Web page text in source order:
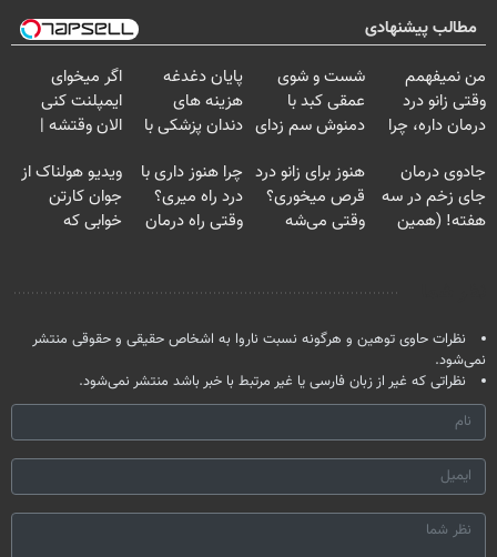
مطالب پیشنهادی
من نمیفهمم
وقتی زانو درد
درمان داره، چرا
تحمل میکنی؟❗
شست و شوی
عمقی کبد با
دمنوش سم زدای
پایان دغدغه
هزینه های
دندان پزشکی با
خانگی
اگر میخوای
ایمپلنت کنی
الان وقتشه |
میلیون تومان!!!
جادوی درمان
جای زخم در سه
هفته! (همین
هنوز برای زانو درد
قرص میخوری؟
وقتی می‌شه
چرا هنوز داری با
درد راه میری؟
وقتی راه درمان
ویدیو هولناک از
جوان کارتن
خوابی که
نظرات حاوی توهین و هرگونه نسبت ناروا به اشخاص حقیقی و حقوقی منتشر
نمی‌شود.
نظراتی که غیر از زبان فارسی یا غیر مرتبط با خبر باشد منتشر نمی‌شود.